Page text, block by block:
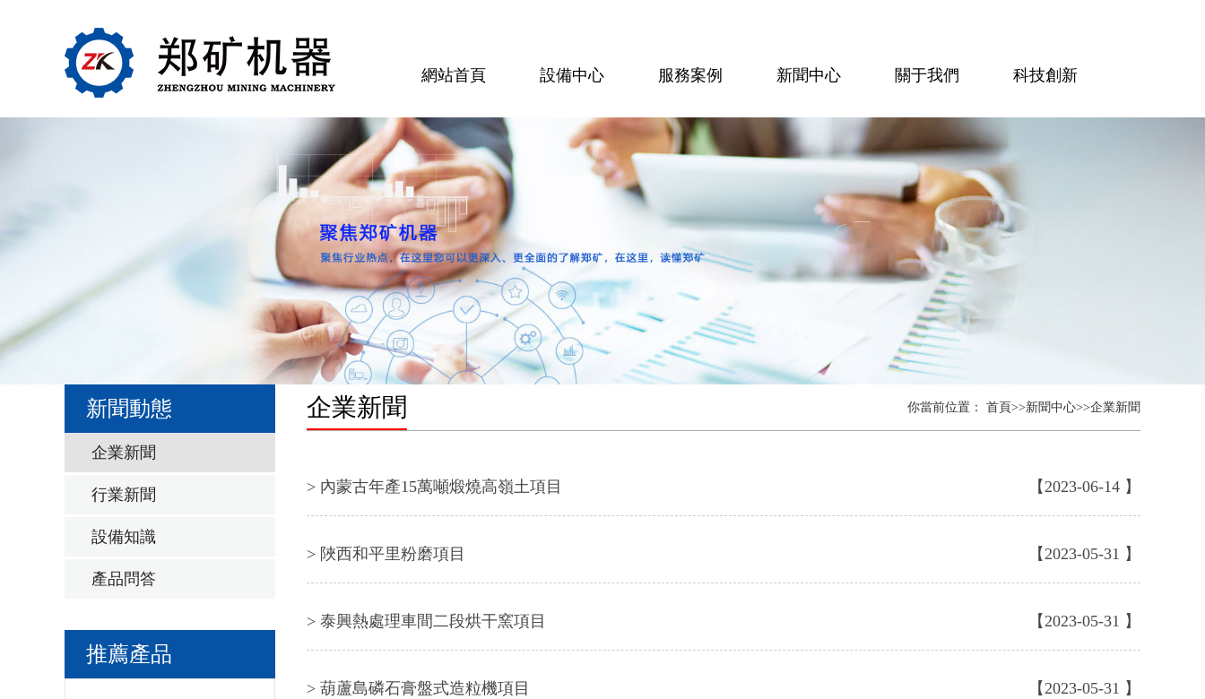
網站首頁 設備中心 服務案例 新聞中心 關于我們 科技創新
新聞動態
企業新聞
行業新聞
設備知識
產品問答
推薦產品
企業新聞 你當前位置： 首頁>>新聞中心>>企業新聞
> 內蒙古年產15萬噸煅燒高嶺土項目 【2023-06-14 】
> 陜西和平里粉磨項目 【2023-05-31 】
> 泰興熱處理車間二段烘干窯項目 【2023-05-31 】
> 葫蘆島磷石膏盤式造粒機項目 【2023-05-31 】